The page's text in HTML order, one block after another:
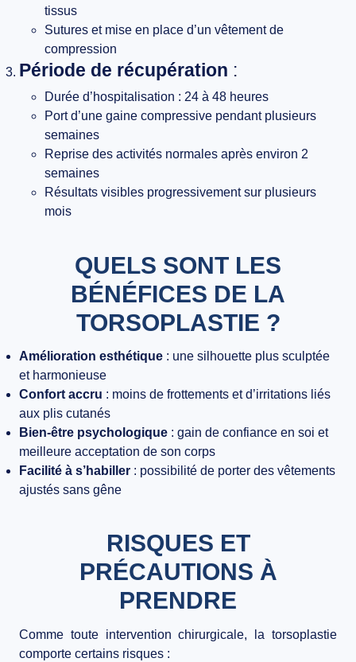
tissus
Sutures et mise en place d’un vêtement de
compression
Période de récupération :
Durée d’hospitalisation : 24 à 48 heures
Port d’une gaine compressive pendant plusieurs
semaines
Reprise des activités normales après environ 2
semaines
Résultats visibles progressivement sur plusieurs
mois
QUELS SONT LES
BÉNÉFICES DE LA
TORSOPLASTIE ?
Amélioration esthétique : une silhouette plus sculptée
et harmonieuse
Confort accru : moins de frottements et d’irritations liés
aux plis cutanés
Bien-être psychologique : gain de confiance en soi et
meilleure acceptation de son corps
Facilité à s’habiller : possibilité de porter des vêtements
ajustés sans gêne
RISQUES ET
PRÉCAUTIONS À
PRENDRE
Comme toute intervention chirurgicale, la torsoplastie
comporte certains risques :